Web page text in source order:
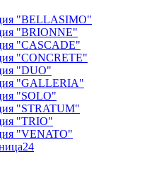
"BELLASIMO"
"BRIONNE"
"CASCADE"
"CONCRETE"
"DUO"
"GALLERIA"
"SOLO"
"STRATUM"
"TRIO"
"VENATO"